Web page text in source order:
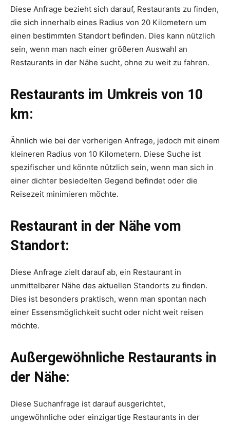
Diese Anfrage bezieht sich darauf, Restaurants zu finden,
die sich innerhalb eines Radius von 20 Kilometern um
einen bestimmten Standort befinden. Dies kann nützlich
sein, wenn man nach einer größeren Auswahl an
Restaurants in der Nähe sucht, ohne zu weit zu fahren.
Restaurants im Umkreis von 10
km:
Ähnlich wie bei der vorherigen Anfrage, jedoch mit einem
kleineren Radius von 10 Kilometern. Diese Suche ist
spezifischer und könnte nützlich sein, wenn man sich in
einer dichter besiedelten Gegend befindet oder die
Reisezeit minimieren möchte.
Restaurant in der Nähe vom
Standort:
Diese Anfrage zielt darauf ab, ein Restaurant in
unmittelbarer Nähe des aktuellen Standorts zu finden.
Dies ist besonders praktisch, wenn man spontan nach
einer Essensmöglichkeit sucht oder nicht weit reisen
möchte.
Außergewöhnliche Restaurants in
der Nähe:
Diese Suchanfrage ist darauf ausgerichtet,
ungewöhnliche oder einzigartige Restaurants in der